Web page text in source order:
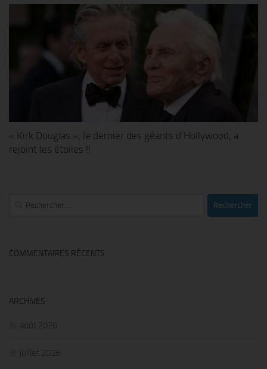
« Kirk Douglas », le dernier des géants d’Hollywood, a
rejoint les étoiles !!
Rechercher :
COMMENTAIRES RÉCENTS
ARCHIVES
août 2026
juillet 2026